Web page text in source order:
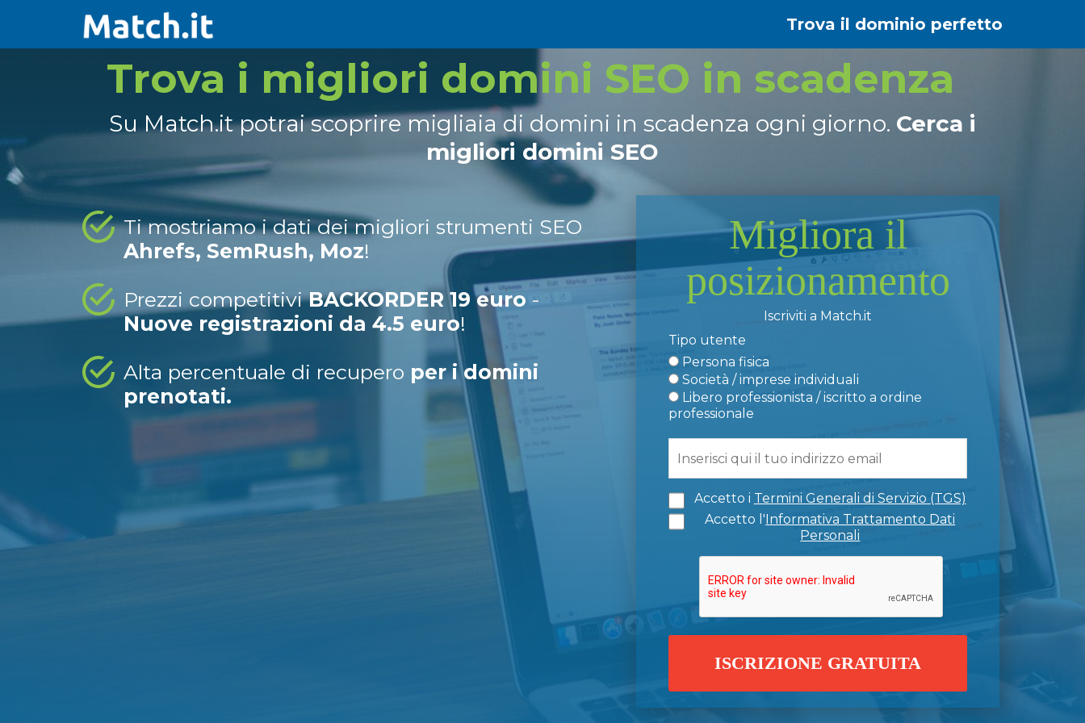
Trova il dominio perfetto
Trova i migliori domini SEO in scadenza
Su Match.it potrai scoprire migliaia di domini in scadenza ogni giorno. Cerca i
migliori domini SEO
Ti mostriamo i dati dei migliori strumenti SEO
Ahrefs, SemRush, Moz!
Prezzi competitiviBACKORDER 19 euro -
Nuove registrazioni da 4.5 euro!
Alta percentuale di recupero per i domini
prenotati.
Migliora il
posizionamento
Iscriviti a Match.it
Tipo utente
Persona fisica
Società / imprese individuali
Libero professionista / iscritto a ordine
professionale
Accetto i Termini Generali di Servizio (TGS)
Accetto l'Informativa Trattamento Dati
Personali